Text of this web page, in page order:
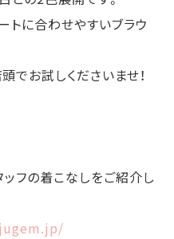
トに合わせやすいブラウ
でお試しくださいませ！
ッフの着こなしをご紹介し